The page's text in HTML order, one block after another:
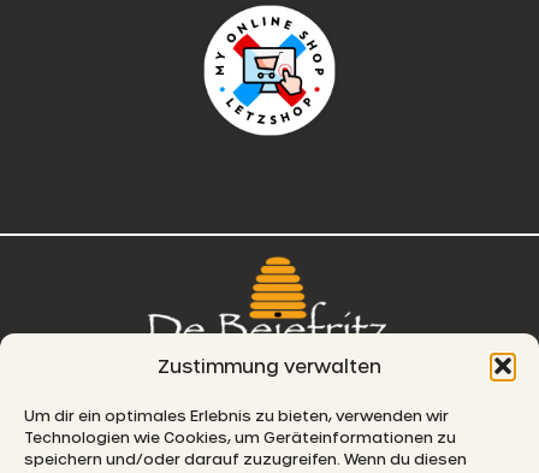
Zustimmung verwalten
Um dir ein optimales Erlebnis zu bieten, verwenden wir
Technologien wie Cookies, um Geräteinformationen zu
speichern und/oder darauf zuzugreifen. Wenn du diesen
L-5330 Moutfort